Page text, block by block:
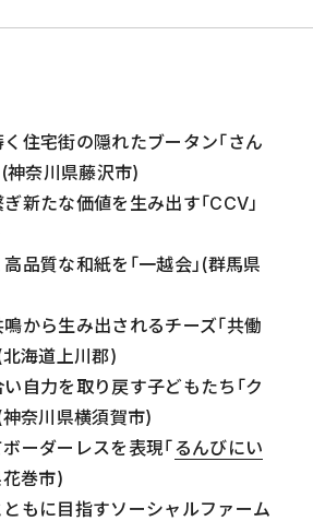
住宅街の隠れたブータン「さん
神奈川県藤沢市)
新たな価値を生み出す「CCV」
品質な和紙を「一越会」(群馬県
から生み出されるチーズ「共働
北海道上川郡)
自力を取り戻す子どもたち「ク
神奈川県横須賀市)
ーダーレスを表現「るんびにい
花巻市)
もに目指すソーシャルファーム